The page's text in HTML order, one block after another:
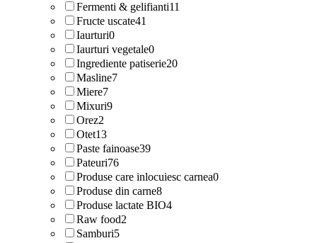
Fermenti & gelifianti11
Fructe uscate41
Iaurturi0
Iaurturi vegetale0
Ingrediente patiserie20
Masline7
Miere7
Mixuri9
Orez2
Otet13
Paste fainoase39
Pateuri76
Produse care inlocuiesc carnea0
Produse din carne8
Produse lactate BIO4
Raw food2
Samburi5